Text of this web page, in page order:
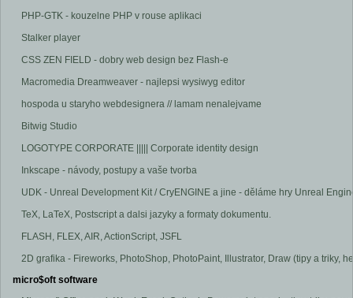
PHP-GTK - kouzelne PHP v rouse aplikaci
Stalker player
CSS ZEN FIELD - dobry web design bez Flash-e
Macromedia Dreamweaver - najlepsi wysiwyg editor
hospoda u staryho webdesignera // lamam nenalejvame
Bitwig Studio
LOGOTYPE CORPORATE ||||| Corporate identity design
Inkscape - návody, postupy a vaše tvorba
UDK - Unreal Development Kit / CryENGINE a jine - děláme hry Unreal
TeX, LaTeX, Postscript a dalsi jazyky a formaty dokumentu.
FLASH, FLEX, AIR, ActionScript, JSFL
2D grafika - Fireworks, PhotoShop, PhotoPaint, Illustrator, Draw (tipy a triky,
micro$oft software